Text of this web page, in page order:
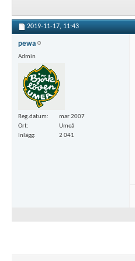
2019-11-17, 11:43
pewa
Admin
Reg.datum
mar 2007
Ort
Umeå
Inlägg
2 041